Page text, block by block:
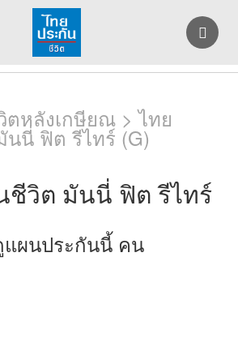
ตหลังเกษียณ > ไทย
นี่ ฟิต รีไทร์ (G)
ชีวิต มันนี่ ฟิต รีไทร์
ผนประกันนี้ คน